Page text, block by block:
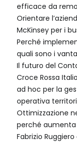
efficace da
Orientare
McKinsey per i
Perché
quali sono i
Il futuro del
Croce Rossa
ad hoc per la
operativa
Ottimizzazione
perché aumenta
Fabrizio